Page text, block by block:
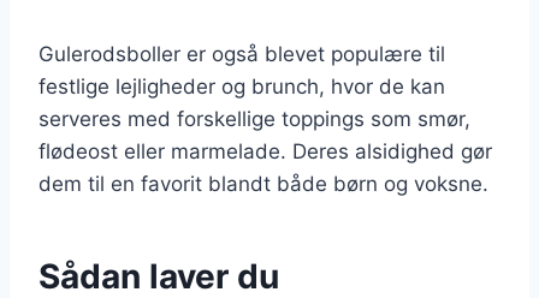
Gulerodsboller er også blevet populære til
festlige lejligheder og brunch, hvor de kan
serveres med forskellige toppings som smør,
flødeost eller marmelade. Deres alsidighed gør
dem til en favorit blandt både børn og voksne.
Sådan laver du